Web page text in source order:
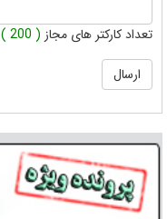
تعداد کارکتر های مجاز ( 200 )